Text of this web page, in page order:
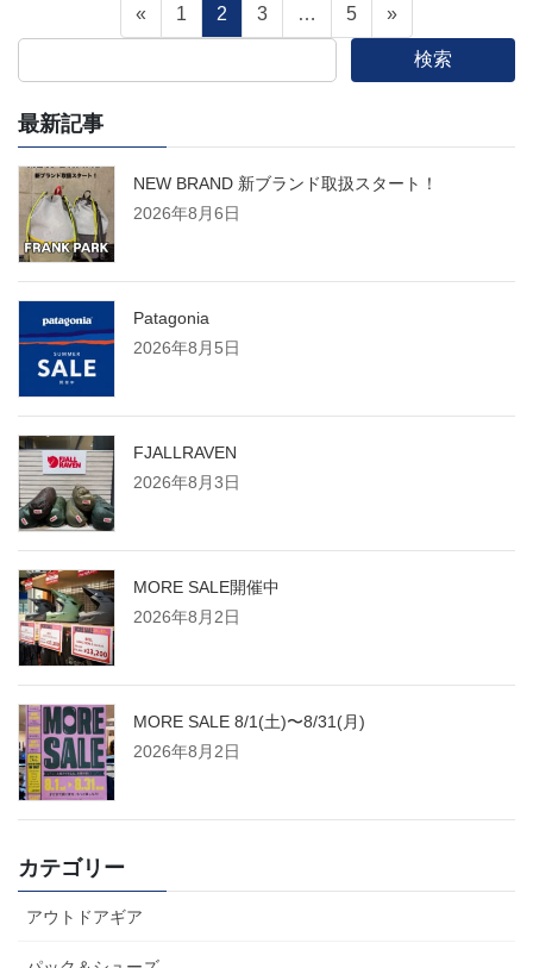
稿
の
ペ
ー
ジ
送
り
«
固
定
1
固
定
2
固
定
3 …
固
定
ペ
5 »
検索
最新記事
NEW BRAND 新ブランド取扱スタート！
2026年8月6日
Patagonia
2026年8月5日
FJALLRAVEN
2026年8月3日
MORE SALE開催中
2026年8月2日
MORE SALE 8/1(土)〜8/31(月)
2026年8月2日
カテゴリー
アウトドアギア